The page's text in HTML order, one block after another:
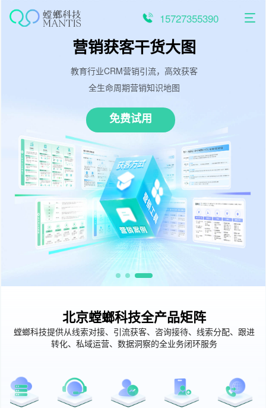
15727355390
营销获客干货大图
教育行业CRM营销引流，高效获客
全生命周期营销知识地图
免费试用
北京螳螂科技全产品矩阵
螳螂科技提供从线索对接、引流获客、咨询接待、线索分配、跟进
转化、私域运营、数据洞察的全业务闭环服务